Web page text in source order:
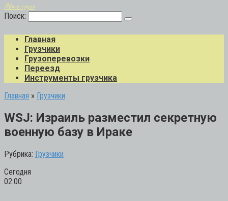
Авто-грузо
Поиск:
Главная
Грузчики
Грузоперевозки
Переезд
Инструменты грузчика
Главная » Грузчики
WSJ: Израиль разместил секретную
военную базу в Ираке
Рубрика: Грузчики
Сегодня
02:00